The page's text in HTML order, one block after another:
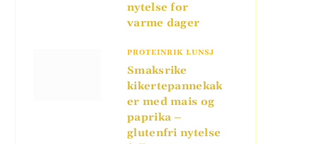
nytelse for
varme dager
PROTEINRIK LUNSJ
Smaksrike
kikertepannekak
er med mais og
paprika –
glutenfri nytelse